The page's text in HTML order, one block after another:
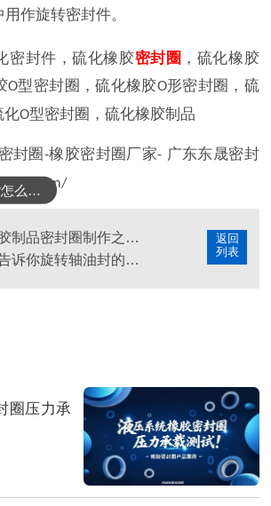
作旋转密封件。
密封件，硫化橡胶密封圈 ，硫化橡胶
O型密封圈，硫化橡胶O形密封圈，硫
化O型密封圈，硫化橡胶制品
封圈 -橡胶密封圈厂家- 广东东晟密封
返回
列表
硫化橡胶制品密封圈制作之装料尺寸问题？
一张图告诉你旋转轴油封的工作原理变化?
圈压力承